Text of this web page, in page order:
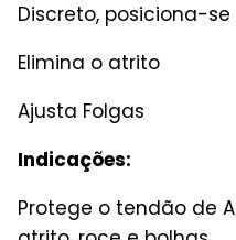
Discreto, posiciona-
Elimina o atrito
Ajusta Folgas
Indicações:
Protege o tendão de